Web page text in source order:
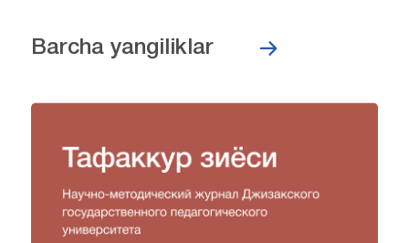
Barcha yangiliklar